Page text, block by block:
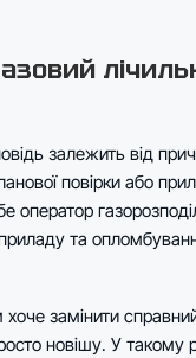
залежить від
повірки або
оператор
та
замінити
новішу. У такому